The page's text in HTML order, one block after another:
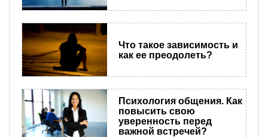
Что такое зависимость и
как ее преодолеть?
Психология общения. Как
повысить свою
уверенность перед
важной встречей?